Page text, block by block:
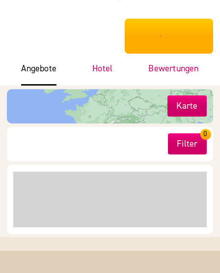
***************
Angebote Hotel Bewertungen
Karte
Filter
0